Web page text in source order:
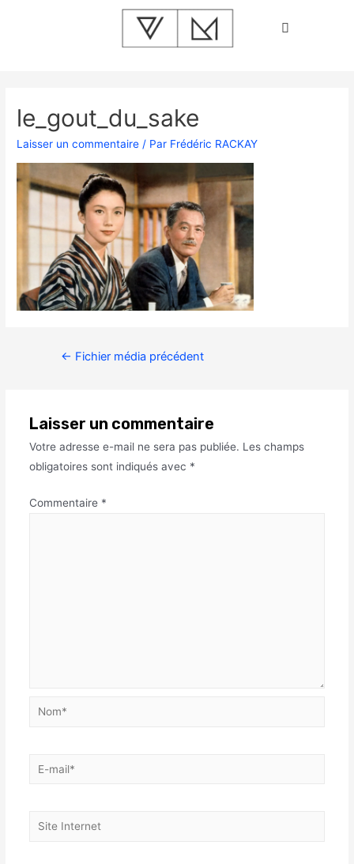
le_gout_du_sake
Laisser un commentaire / Par Frédéric RACKAY
← Fichier média précédent
Laisser un commentaire
Votre adresse e-mail ne sera pas publiée. Les champs
obligatoires sont indiqués avec *
Commentaire *